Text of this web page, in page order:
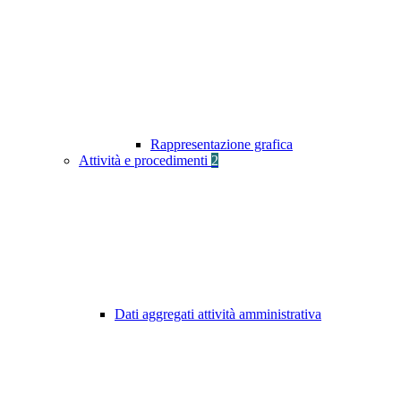
Rappresentazione grafica
Attività e procedimenti 2
Dati aggregati attività amministrativa